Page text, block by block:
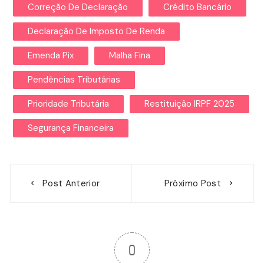
Correção De Declaração Crédito Bancário
Declaração De Imposto De Renda
Emenda Pix Malha Fina
Pendências Tributárias
Prioridade Tributária Restituição IRPF 2025
Segurança Financeira
Post Anterior Próximo Post
0